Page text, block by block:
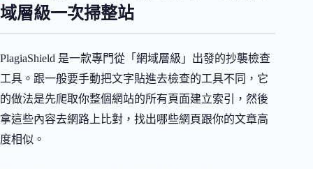
域層級一次掃整站
PlagiaShield 是一款專門從「網域層級」出發的抄襲檢查
工具。跟一般要手動把文字貼進去檢查的工具不同，它
的做法是先爬取你整個網站的所有頁面建立索引，然後
拿這些內容去網路上比對，找出哪些網頁跟你的文章高
度相似。